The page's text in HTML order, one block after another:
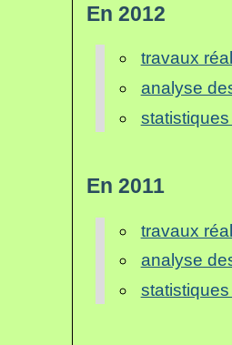
En 2012
travaux
analyse
En 2011
travaux
analyse